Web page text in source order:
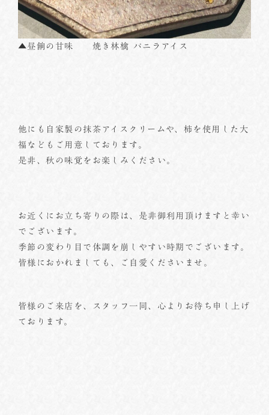
▲昼餉の甘味 焼き林檎 バニラアイス
他にも自家製の抹茶アイスクリームや、柿を使用した大
福などもご用意しております。
是非、秋の味覚をお楽しみください。
お近くにお立ち寄りの際は、是非御利用頂けますと幸い
でございます。
季節の変わり目で体調を崩しやすい時期でございます。
皆様におかれましても、ご自愛くださいませ。
皆様のご来店を、スタッフ一同、心よりお待ち申し上げ
ております。